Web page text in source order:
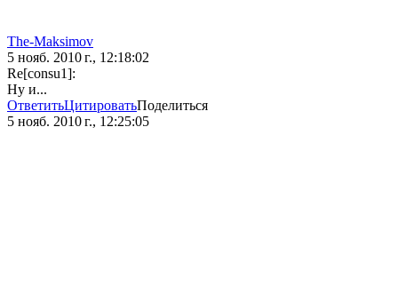
The-Maksimov
5 нояб. 2010 г., 12:18:02
Re[consu1]:
Ну и...
ОтветитьЦитироватьПоделиться
5 нояб. 2010 г., 12:25:05